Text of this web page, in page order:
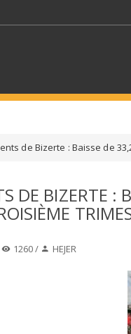
UNE SECTION
de Bizerte : Baisse de
DE BIZERTE :
1260 / HEJER